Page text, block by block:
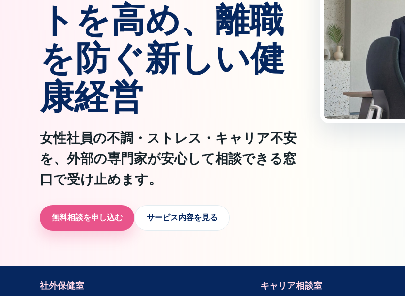
トを高め、離職
を防ぐ新しい健
康経営
女性社員の不調・ストレス・キャリア不安
を、外部の専門家が安心して相談できる窓
口で受け止めます。
無料相談を申し込む サービス内容を見る
社外保健室 キャリア相談室